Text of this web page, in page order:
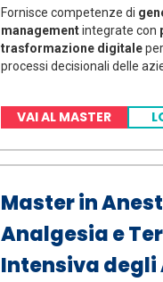
Fornisce competenze di
managementintegrate con
trasformazione digitale
processi decisionali delle
VAI AL MASTER
Master in
Analgesia e
Intensiva